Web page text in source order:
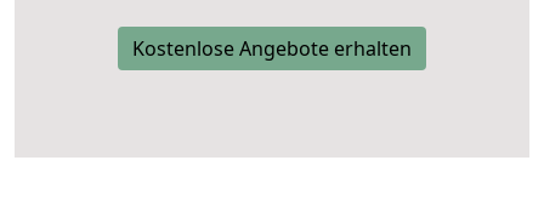
Kostenlose Angebote erhalten